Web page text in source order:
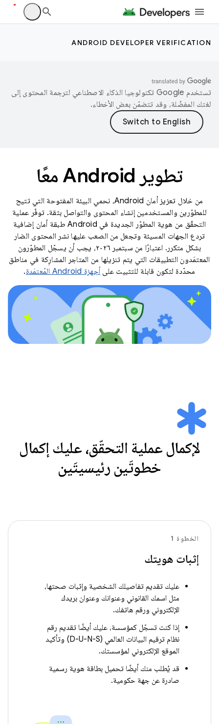
ANDROID DEVELOPER VERIFICATION
تستخدم Google تكنولوجيا الذكاء الاصطناعي لترجمة المحتوى إلى
لغتك المفضّلة، وقد تتضمّن بعض الأخطاء.
تطوير Android معًا
من خلال تعزيز أمان Android، نحمي البيئة المفتوحة التي تتيح
للمطوّرين والمستخدمين إنشاء المحتوى والتواصل بثقة. توفّر عملية
التحقّق من هوية المطوّر الجديدة في Android طبقة أمان إضافية
تردع الجهات المسيئة وتجعل من الصعب عليها نشر المحتوى الضار
بشكل متكرر. اعتبارًا من سبتمبر ٢٠٢٦، يجب أن يسجّل المطوّرون
المعتمَدون التطبيقات التي يتم تنزيلها من المتاجر المشارِكة في مناطق
محدّدة لتكون قابلة للتثبيت على أجهزة Android المُعتمَدة .
لإكمال عملية التحقّق، عليك إكمال
خطوتَين رئيسيتَين
الخطوة 1
إثبات هويتك
عليك تقديم تفاصيلك الشخصية وإثبات صحتها،
مثل اسمك القانوني وعنوانك وعنوان بريدك
الإلكتروني ورقم هاتفك.
إذا كنت تسجّل كمؤسسة، عليك أيضًا تقديم رقم
نظام ترقيم البيانات العالمي (D-U-N-S) وتأكيد
الموقع الإلكتروني لمؤسستك.
قد يُطلب منك أيضًا تحميل بطاقة هوية رسمية
صادرة عن جهة حكومية.